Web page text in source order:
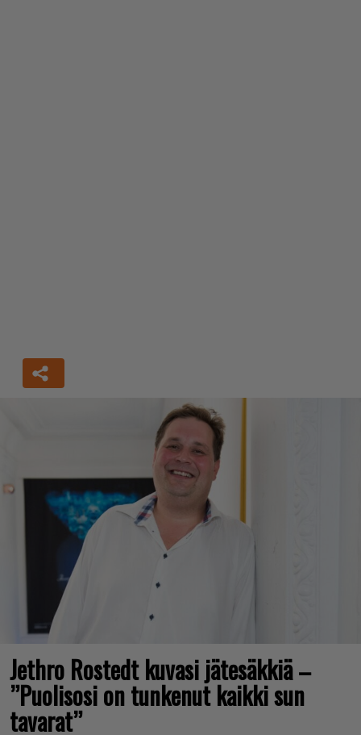
Jethro Rostedt kuvasi jätesäkkiä –
”Puolisosi on tunkenut kaikki sun
tavarat”